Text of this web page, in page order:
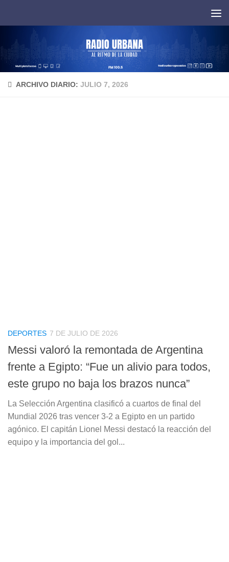
ARCHIVO DIARIO: JULIO 7, 2026
DEPORTES 7 DE JULIO DE 2026
Messi valoró la remontada de Argentina
frente a Egipto: “Fue un alivio para todos,
este grupo no baja los brazos nunca”
La Selección Argentina clasificó a cuartos de final del
Mundial 2026 tras vencer 3-2 a Egipto en un partido
agónico. El capitán Lionel Messi destacó la reacción del
equipo y la importancia del gol...